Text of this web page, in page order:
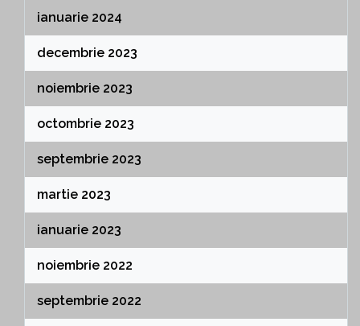
ianuarie 2024
decembrie 2023
noiembrie 2023
octombrie 2023
septembrie 2023
martie 2023
ianuarie 2023
noiembrie 2022
septembrie 2022